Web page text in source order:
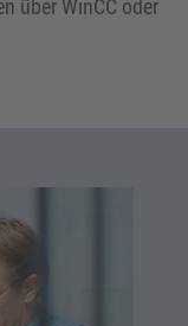
über WinCC oder